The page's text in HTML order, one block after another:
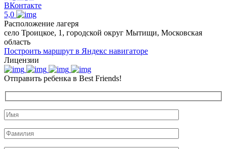
ВКонтакте
5,0
Расположение лагеря
село Троицкое, 1, городской округ Мытищи, Московская
область
Построить маршрут в Яндекс навигаторе
Лицензии
Отправить ребенка в Best Friends!